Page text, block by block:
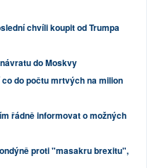
chvíli koupit od Trumpa
do Moskvy
do počtu mrtvých na milion
řádně informovat o možných
proti "masakru brexitu",